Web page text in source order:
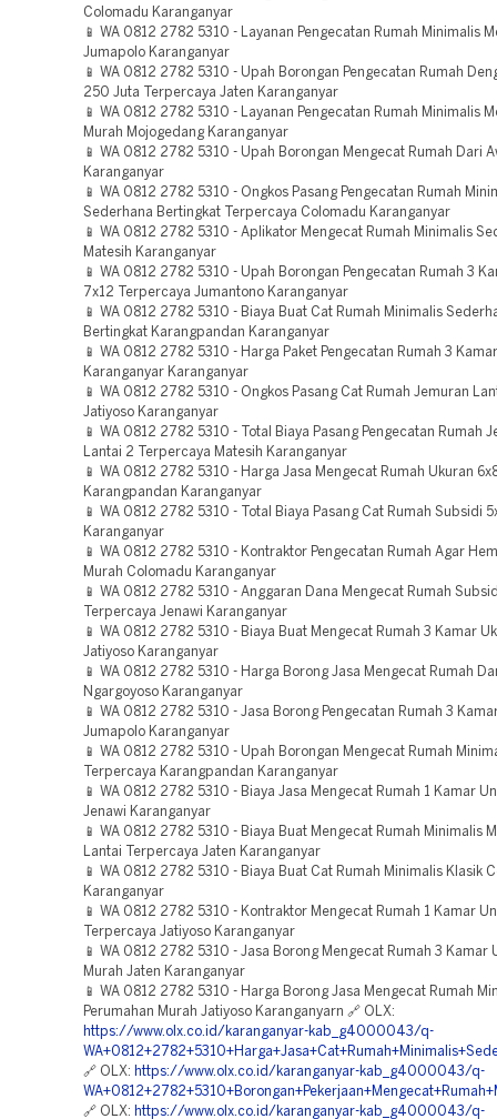
Colomadu Karanganyar
📱 WA 0812 2782 5310 - Layanan Pengecatan Rumah Minimalis
Jumapolo Karanganyar
📱 WA 0812 2782 5310 - Upah Borongan Pengecatan Rumah
250 Juta Terpercaya Jaten Karanganyar
📱 WA 0812 2782 5310 - Layanan Pengecatan Rumah Minimalis
Murah Mojogedang Karanganyar
📱 WA 0812 2782 5310 - Upah Borongan Mengecat Rumah Dari
Karanganyar
📱 WA 0812 2782 5310 - Ongkos Pasang Pengecatan Rumah
Sederhana Bertingkat Terpercaya Colomadu Karanganyar
📱 WA 0812 2782 5310 - Aplikator Mengecat Rumah Minimalis
Matesih Karanganyar
📱 WA 0812 2782 5310 - Upah Borongan Pengecatan Rumah 3
7x12 Terpercaya Jumantono Karanganyar
📱 WA 0812 2782 5310 - Biaya Buat Cat Rumah Minimalis
Bertingkat Karangpandan Karanganyar
📱 WA 0812 2782 5310 - Harga Paket Pengecatan Rumah 3
Karanganyar Karanganyar
📱 WA 0812 2782 5310 - Ongkos Pasang Cat Rumah Jemuran
Jatiyoso Karanganyar
📱 WA 0812 2782 5310 - Total Biaya Pasang Pengecatan Rumah
Lantai 2 Terpercaya Matesih Karanganyar
📱 WA 0812 2782 5310 - Harga Jasa Mengecat Rumah Ukuran
Karangpandan Karanganyar
📱 WA 0812 2782 5310 - Total Biaya Pasang Cat Rumah Subsidi
Karanganyar
📱 WA 0812 2782 5310 - Kontraktor Pengecatan Rumah Agar
Murah Colomadu Karanganyar
📱 WA 0812 2782 5310 - Anggaran Dana Mengecat Rumah
Terpercaya Jenawi Karanganyar
📱 WA 0812 2782 5310 - Biaya Buat Mengecat Rumah 3 Kamar
Jatiyoso Karanganyar
📱 WA 0812 2782 5310 - Harga Borong Jasa Mengecat Rumah
Ngargoyoso Karanganyar
📱 WA 0812 2782 5310 - Jasa Borong Pengecatan Rumah 3
Jumapolo Karanganyar
📱 WA 0812 2782 5310 - Upah Borongan Mengecat Rumah
Terpercaya Karangpandan Karanganyar
📱 WA 0812 2782 5310 - Biaya Jasa Mengecat Rumah 1 Kamar
Jenawi Karanganyar
📱 WA 0812 2782 5310 - Biaya Buat Mengecat Rumah Minimalis
Lantai Terpercaya Jaten Karanganyar
📱 WA 0812 2782 5310 - Biaya Buat Cat Rumah Minimalis Klasik
Karanganyar
📱 WA 0812 2782 5310 - Kontraktor Mengecat Rumah 1 Kamar
Terpercaya Jatiyoso Karanganyar
📱 WA 0812 2782 5310 - Jasa Borong Mengecat Rumah 3 Kamar
Murah Jaten Karanganyar
📱 WA 0812 2782 5310 - Harga Borong Jasa Mengecat Rumah
Perumahan Murah Jatiyoso Karanganyarn 🔗 OLX:
https://www.olx.co.id/karanganyar-kab_g4000043/q-
🔗 OLX: https://www.olx.co.id/karanganyar-kab_g4000043/q-
🔗 OLX: https://www.olx.co.id/karanganyar-kab_g4000043/q-